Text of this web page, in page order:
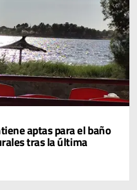
aptas para el baño
tras la última